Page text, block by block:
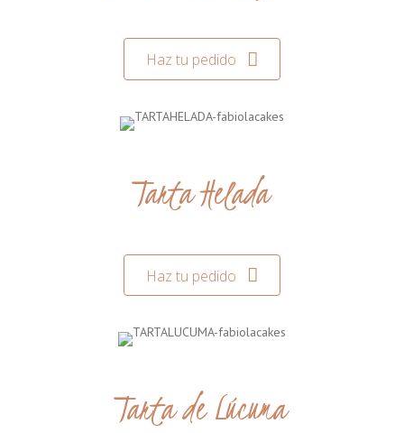
Haz tu pedido
Tarta Helada
Haz tu pedido
Tarta de Lúcuma